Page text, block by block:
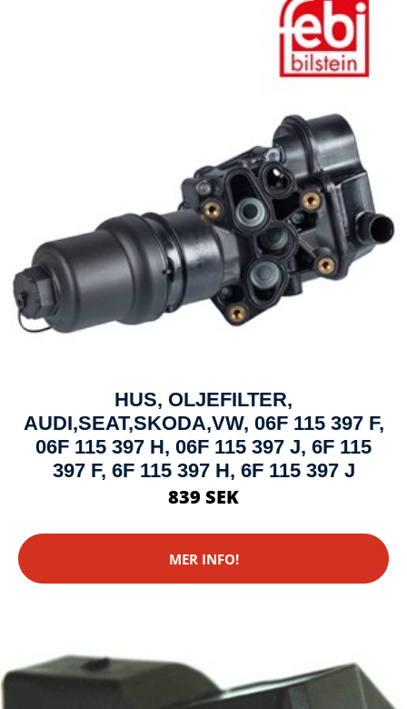
HUS, OLJEFILTER,
AUDI,SEAT,SKODA,VW, 06F 115 397 F,
06F 115 397 H, 06F 115 397 J, 6F 115
397 F, 6F 115 397 H, 6F 115 397 J
839 SEK
MER INFO!